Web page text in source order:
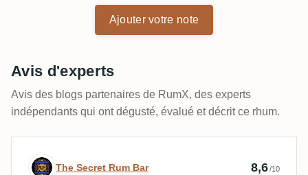
Ajouter votre note
Avis d'experts
Avis des blogs partenaires de RumX, des experts
indépendants qui ont dégusté, évalué et décrit ce rhum.
Avis d’expert par The Secret Rum Bar
The Secret Rum Bar 8,6/10